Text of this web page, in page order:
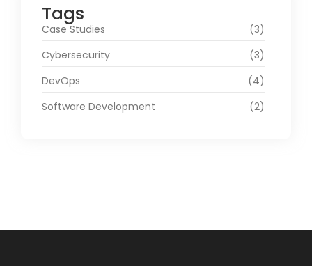
Tags
Case Studies
(3)
Cybersecurity
(3)
DevOps
(4)
Software Development
(2)